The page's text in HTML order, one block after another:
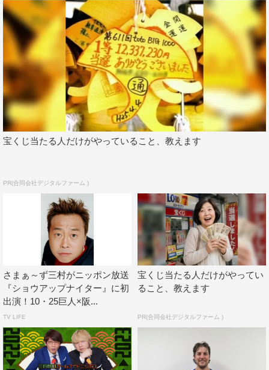
宝くじ当たる人だけがやっていること、教えます
PR(合同会社デジタルファーム )
さまぁ～ず三村がニッポン放送
『ショウアップナイター』に初
出演！10・25巨人×阪...
TV LIFE
宝くじ当たる人だけがやってい
ること、教えます
PR(合同会社デジタルファーム )